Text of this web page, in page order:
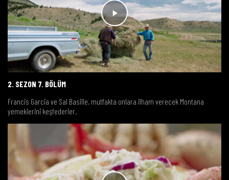
2. SEZON 7. BÖLÜM
Francis Garcia ve Sal Basille, mutfakta onlara ilham verecek Montana
yemeklerini keşfederler.